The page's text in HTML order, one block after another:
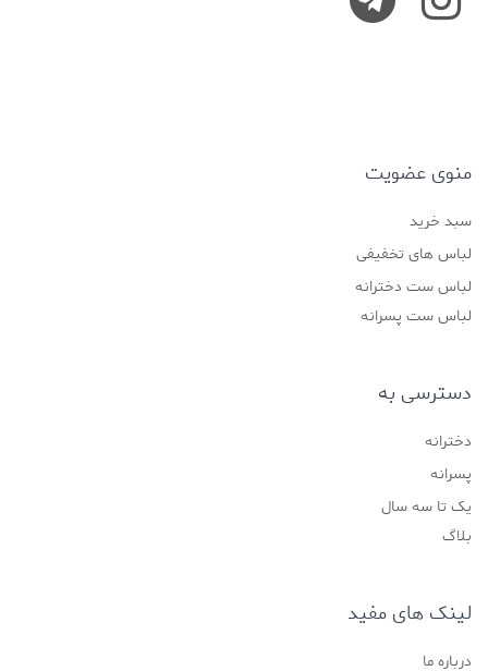
منوی عضویت
سبد خرید
لباس های تخفیفی
لباس ست دخترانه
لباس ست پسرانه
دسترسی به
دخترانه
پسرانه
یک تا سه سال
بلاگ
لینک های مفید
درباره ما